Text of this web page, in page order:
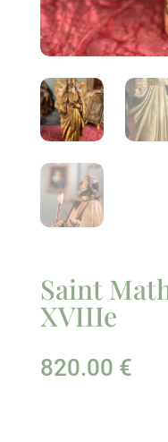
Saint
XVIIIe
820.00 €